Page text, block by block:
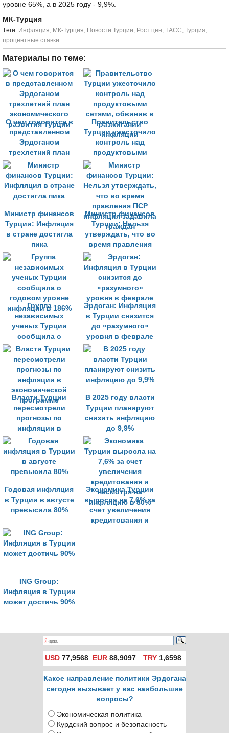
уровне 65%, а в 2025 году - 9,9%.
МК-Турция
Tеги: Инфляция, МК-Турция, Новости Турции, Рост цен, ТАСС, Турция,
процентные ставки
Материалы по теме:
О чем говорится в
представленном
Эрдоганом
трехлетний план
экономического
развития Турции
Правительство
Турции ужесточило
контроль над
продуктовыми
сетями, обвинив в
разжигании
инфляции
Министр финансов
Турции: Инфляция
в стране достигла
пика
Министр финансов
Турции: Нельзя
утверждать, что во
время правления
ПСР инфляция
задавила граждан
Группа
независимых
ученых Турции
сообщила о
годовом уровне
инфляции в 186%
Эрдоган: Инфляция
в Турции снизится
до «разумного»
уровня в феврале
Власти Турции
пересмотрели
прогнозы по
инфляции в
экономической
программе
В 2025 году власти
Турции планируют
снизить инфляцию
до 9,9%
Годовая инфляция
в Турции в августе
превысила 80%
Экономика Турции
выросла на 7,6% за
счет увеличения
кредитования и
ING Group:
Инфляция в Турции
может достичь 90%
USD 77,9568 EUR 88,9097 TRY1,6598
Какое направление политики Эрдогана
сегодня вызывает у вас наибольшие
вопросы?
Экономическая политика
Курдский вопрос и безопасность